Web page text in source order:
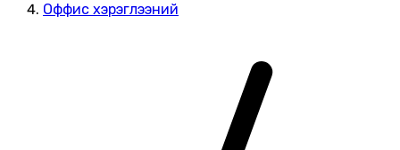
Оффис хэрэглээний